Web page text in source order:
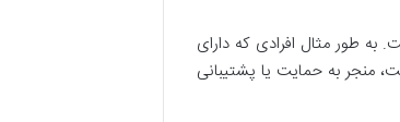
به طور مثال افرادی که دارای
منجر به حمایت یا پشتیبانی